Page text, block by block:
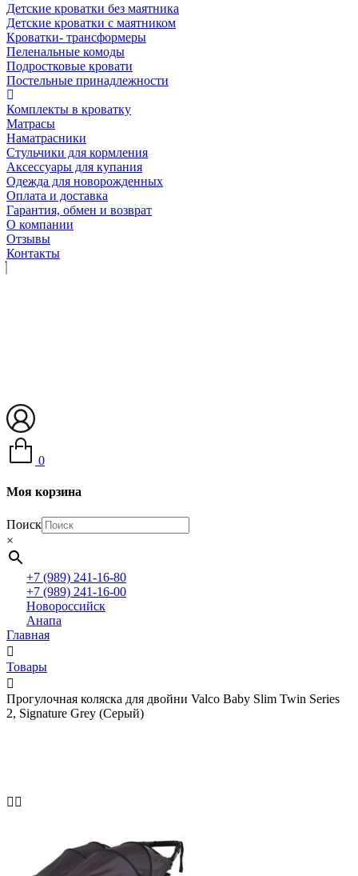
Детские кроватки без маятника
Детские кроватки с маятником
Кроватки- трансформеры
Пеленальные комоды
Подростковые кровати
Постельные принадлежности
Комплекты в кроватку
Матрасы
Наматрасники
Стульчики для кормления
Аксессуары для купания
Одежда для новорожденных
Оплата и доставка
Гарантия, обмен и возврат
О компании
Отзывы
Контакты
0
Моя корзина
Поиск
×
+7 (989) 241-16-80
+7 (989) 241-16-00
Новороссийск
Анапа
Главная
Товары
Прогулочная коляска для двойни Valco Baby Slim Twin Series
2, Signature Grey (Серый)